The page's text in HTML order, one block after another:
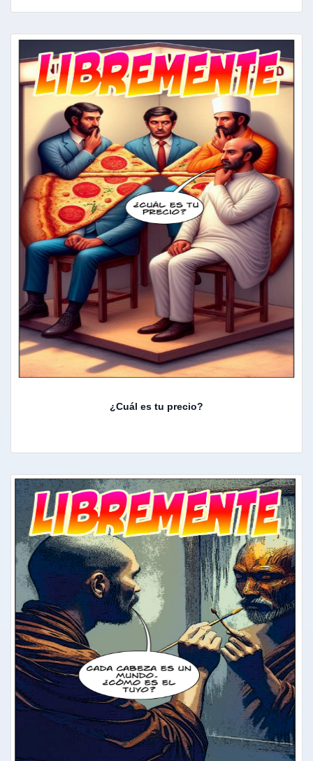
¿Cuál es tu precio?